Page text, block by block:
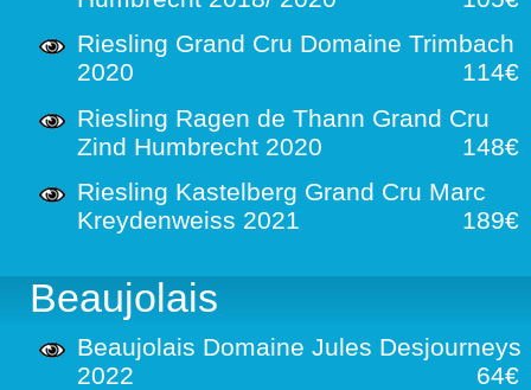
Riesling Grand Cru Domaine Trimbach
2020
114€
Riesling Ragen de Thann Grand Cru
Zind Humbrecht 2020
148€
Riesling Kastelberg Grand Cru Marc
Kreydenweiss 2021
189€
Beaujolais
Beaujolais Domaine Jules Desjourneys
2022
64€